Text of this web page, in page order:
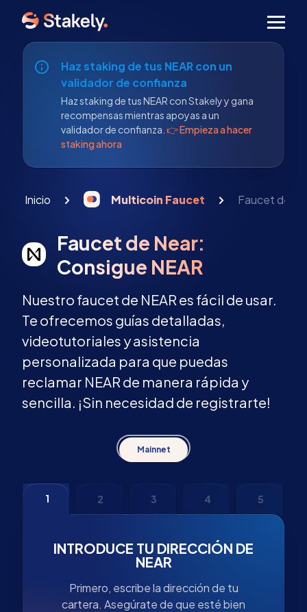
Haz staking de tus NEAR con un
validador de confianza
Haz staking de tus NEAR con Stakely y gana
recompensas mientras apoyas a un
validador de confianza. 👉 Empieza a hacer
staking ahora
Inicio Multicoin Faucet Faucet de
Faucet de Near:
Consigue NEAR
Nuestro faucet de NEAR es fácil de usar.
Te ofrecemos guías detalladas,
videotutoriales y asistencia
personalizada para que puedas
reclamar NEAR de manera rápida y
sencilla. ¡Sin necesidad de registrarte!
Mainnet
1 2 3 4 5
INTRODUCE TU DIRECCIÓN DE
NEAR
Primero, escribe la dirección de tu
cartera. Asegúrate de que esté bien